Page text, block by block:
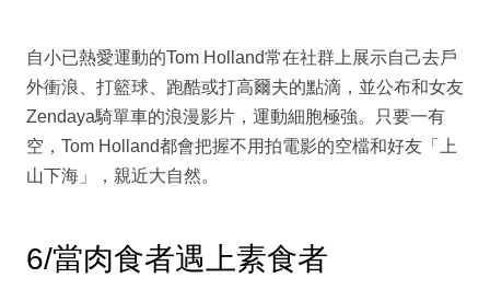
自小已熱愛運動的Tom Holland常在社群上展示自己去戶
外衝浪、打籃球、跑酷或打高爾夫的點滴，並公布和女友
Zendaya騎單車的浪漫影片，運動細胞極強。只要一有
空，Tom Holland都會把握不用拍電影的空檔和好友「上
山下海」，親近大自然。
6/當肉食者遇上素食者